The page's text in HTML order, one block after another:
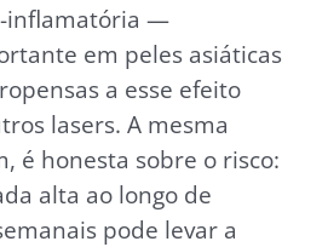
inflamatória —
em peles asiáticas
a esse efeito
lasers. A mesma
é honesta sobre o risco:
alta ao longo de
pode levar a